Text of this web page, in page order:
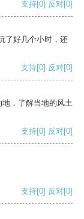
支持[0] 反对[0]
了好几个小时，还
支持[0] 反对[0]
，了解当地的风土
支持[0] 反对[0]
支持[0] 反对[0]